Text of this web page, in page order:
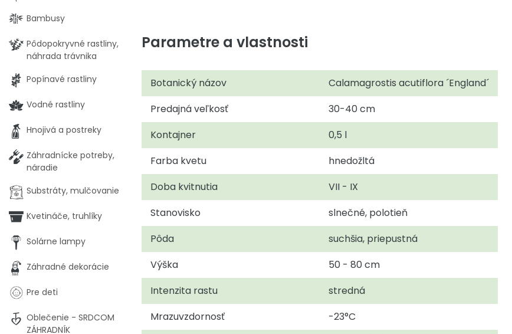
Parametre a vlastnosti
Botanický názov
Calamagrostis acutiflora ´England´
Predajná veľkosť
30-40 cm
Kontajner
0,5 l
Farba kvetu
hnedožltá
Doba kvitnutia
VII - IX
Stanovisko
slnečné, polotieň
Pôda
suchšia, priepustná
Výška
50 - 80 cm
Intenzita rastu
stredná
Mrazuvzdornosť
-23°C
Bambusy
Pôdopokryvné rastliny,
náhrada trávnika
Popínavé rastliny
Vodné rastliny
Hnojivá a postreky
Záhradnícke potreby,
náradie
Substráty, mulčovanie
Kvetináče, truhlíky
Solárne lampy
Záhradné dekorácie
Pre deti
Oblečenie - SRDCOM
ZÁHRADNÍK